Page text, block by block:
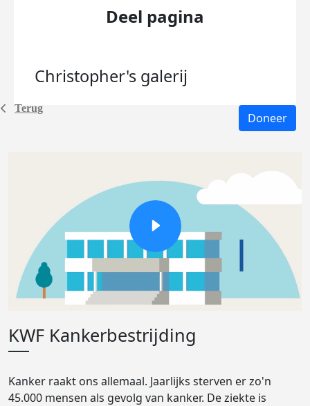
Terug
Deel pagina
Christopher's galerij
Doneer
KWF Kankerbestrijding
Kanker raakt ons allemaal. Jaarlijks sterven er zo'n
45.000 mensen als gevolg van kanker. De ziekte is